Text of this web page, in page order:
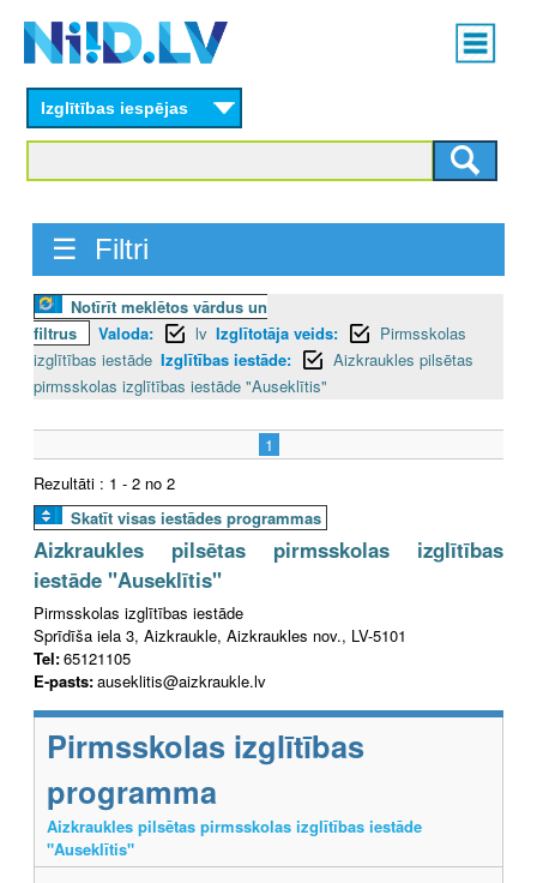
content
Main
menu
Izglītības iespējas
☰ Filtri
Notīrīt meklētos vārdus un
filtrus
Valoda: lv Izglītotāja veids:
Pirmsskolas
izglītības iestāde Izglītības iestāde:
Aizkraukles pilsētas
pirmsskolas izglītības iestāde "Auseklītis"
1
Rezultāti : 1 - 2 no 2
Skatīt visas iestādes programmas
Aizkraukles pilsētas pirmsskolas izglītības
iestāde "Auseklītis"
Pirmsskolas izglītības iestāde
Sprīdīša iela 3, Aizkraukle, Aizkraukles nov., LV-5101
Tel:65121105
E-pasts:auseklitis@aizkraukle.lv
Pirmsskolas izglītības
programma
Aizkraukles pilsētas pirmsskolas izglītības iestāde
"Auseklītis"